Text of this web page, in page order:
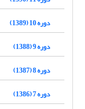
دوره 10 (1389)
دوره 9 (1388)
دوره 8 (1387)
دوره 7 (1386)